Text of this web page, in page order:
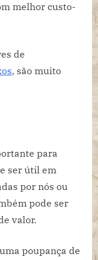
melhor custo-
de
, são muito
para
ser útil em
por nós ou
pode ser
valor.
poupança de